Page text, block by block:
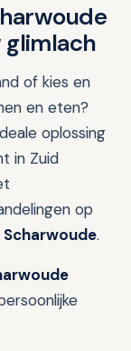
glimlach
of kies en
en eten?
oplossing
in Zuid
op
.